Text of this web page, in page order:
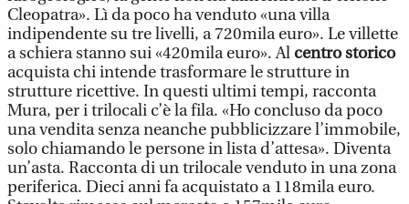
Cleopatra». Lì da poco ha venduto «una villa
indipendente su tre livelli, a 720mila euro». Le villette
a schiera stanno sui «420mila euro». Al centro storico
acquista chi intende trasformare le strutture in
strutture ricettive. In questi ultimi tempi, racconta
Mura, per i trilocali c’è la fila. «Ho concluso da poco
una vendita senza neanche pubblicizzare l’immobile,
solo chiamando le persone in lista d’attesa». Diventa
un’asta. Racconta di un trilocale venduto in una zona
periferica. Dieci anni fa acquistato a 118mila euro.